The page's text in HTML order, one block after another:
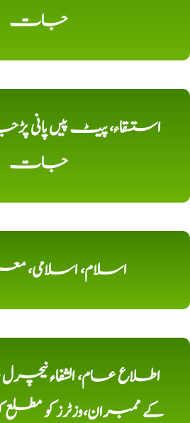
جات
استسقاء، پیٹ پیں پانی
جات
اسلام، اسلامی،
اطلاع عام، الشفاء نیچرل
کے ممبران،وزٹرز کو